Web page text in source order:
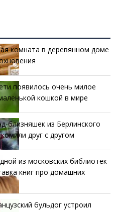
комната в деревянном доме
появилось очень милое
кошкой в мире
близняшек из Берлинского
друг с другом
из московских библиотек
книг про домашних
бульдог устроил